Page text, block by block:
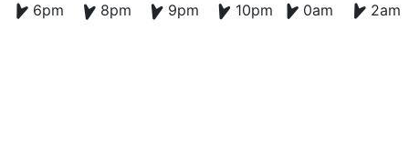
6pm 8pm 9pm 10pm 0am 2am